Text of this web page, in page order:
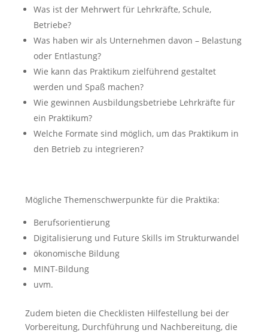
Was ist der Mehrwert für Lehrkräfte, Schule,
Betriebe?
Was haben wir als Unternehmen davon – Belastung
oder Entlastung?
Wie kann das Praktikum zielführend gestaltet
werden und Spaß machen?
Wie gewinnen Ausbildungsbetriebe Lehrkräfte für
ein Praktikum?
Welche Formate sind möglich, um das Praktikum in
den Betrieb zu integrieren?
Mögliche Themenschwerpunkte für die Praktika:
Berufsorientierung
Digitalisierung und Future Skills im Strukturwandel
ökonomische Bildung
MINT-Bildung
uvm.
Zudem bieten die Checklisten Hilfestellung bei der
Vorbereitung, Durchführung und Nachbereitung, die